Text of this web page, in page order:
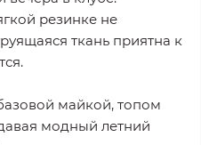
резинке не
ткань приятна к
майкой, топом
модный летний